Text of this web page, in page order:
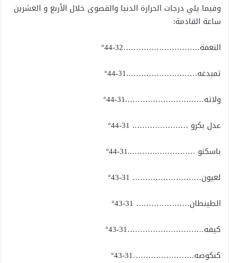
وفيما يلي درجات الحرارة الدنيا والقصوى خلال الأربع و العشرين
ساعة القادمة:
النعمة…………………………32-44°
تمبدغه……………………….31-44°
ولاته………………………….31-44°
عدل بكرو …………………. 31-44°
باسكنو …………….………..31-44°
لعيون……………………… 31-43°
الطينطان………………… 31-43°
كيفه…………………………31-43°
كنكوصه……………………31-43°